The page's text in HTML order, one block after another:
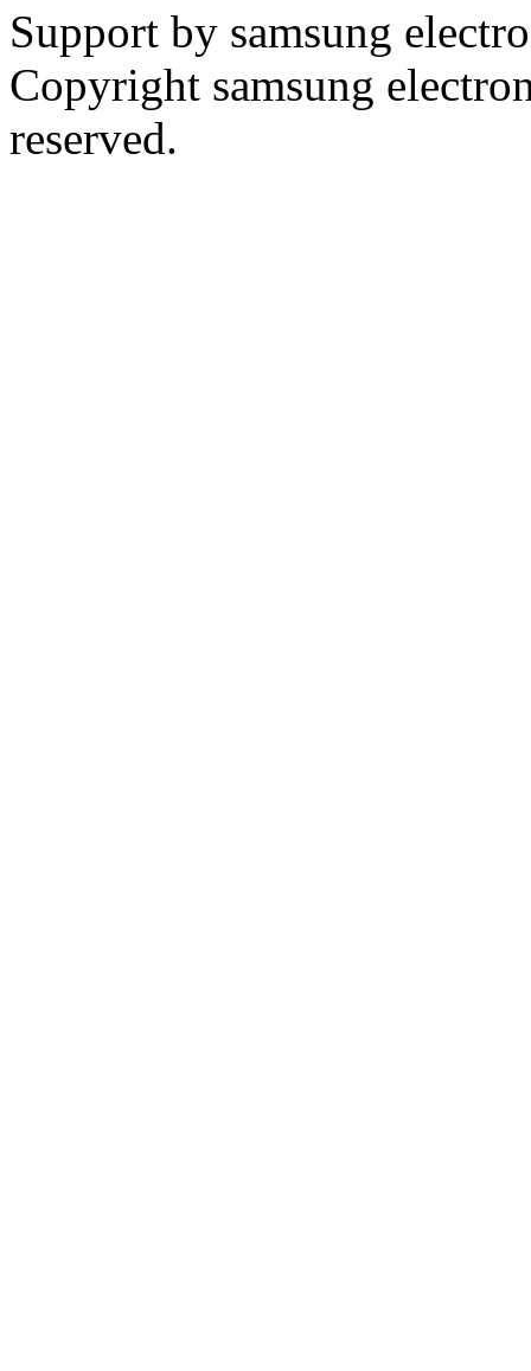
Support by samsung
Copyright samsung
reserved.